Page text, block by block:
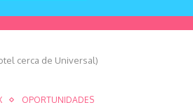
cerca de Universal)
OPORTUNIDADES